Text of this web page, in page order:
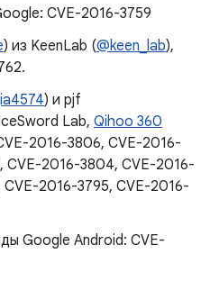
CVE-2016-3759
) из KeenLab (@keen_lab),
) и pjf
Lab, Qihoo 360
2016-3806, CVE-2016-
CVE-2016-3804, CVE-2016-
CVE-2016-3795, CVE-2016-
Google Android: CVE-